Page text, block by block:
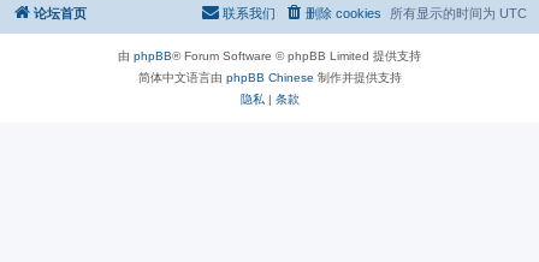
论坛首页 所有显示的时间为 UTC
删除 cookies
联系我们
由 phpBB® Forum Software © phpBB Limited 提供支持
简体中文语言由 phpBB Chinese 制作并提供支持
隐私 | 条款